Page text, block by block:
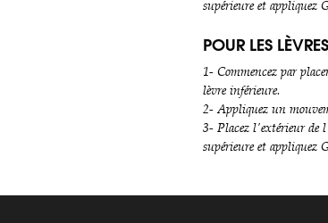
supérieure et appliquez
POUR LES
1- Commencez par
lèvre inférieure.
2- Appliquez un
3- Placez l'extérieur de
supérieure et appliquez